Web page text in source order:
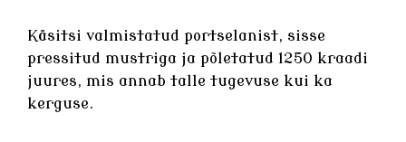
Käsitsi valmistatud portselanist, sisse
pressitud mustriga ja põletatud 1250 kraadi
juures, mis annab talle tugevuse kui ka
kerguse.